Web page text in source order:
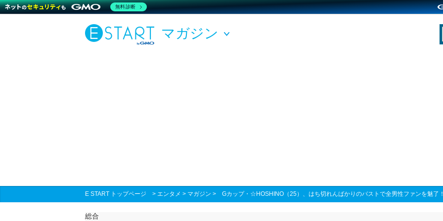
マガジン
E START トップページ > エンタメ > マガジン > Gカップ・☆HOSHINO（25）、はち切れんばかりのバストで全男性ファンを魅了
総合
無料診断